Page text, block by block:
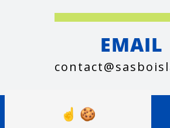
EMAIL